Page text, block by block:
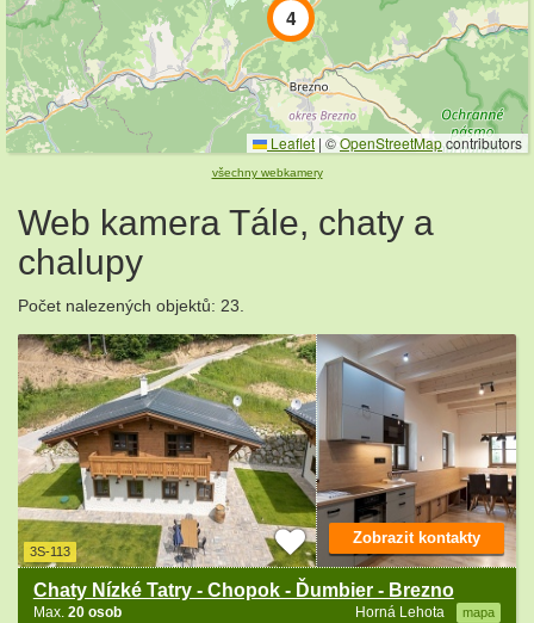
4
Leaflet | ©OpenStreetMapcontributors
všechny webkamery
Web kamera Tále, chaty a
chalupy
Počet nalezených objektů: 23.
3S-113
Chaty Nízké Tatry - Chopok - Ďumbier - Brezno
Horná Lehota mapa
Max. 20 osob
Zobrazit kontakty